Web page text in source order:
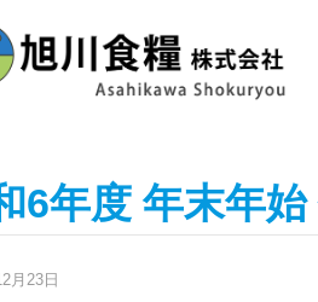
6年度 年末年始
月23日